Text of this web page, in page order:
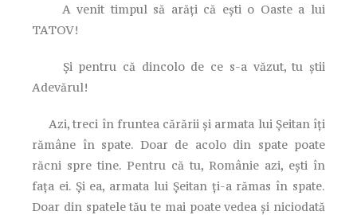
A venit timpul să arăți că ești o Oaste a lui
TATOV!
Și pentru că dincolo de ce s-a văzut, tu știi
Adevărul!
Azi, treci în fruntea cărării și armata lui Șeitan îți
rămâne în spate. Doar de acolo din spate poate
răcni spre tine. Pentru că tu, Românie azi, ești în
fața ei. Și ea, armata lui Șeitan ți-a rămas în spate.
Doar din spatele tău te mai poate vedea și niciodată